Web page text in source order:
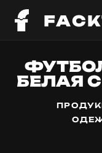
БЕЛАЯ